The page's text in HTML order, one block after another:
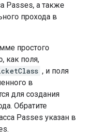
Passes, а также
прохода в
простого
как поля,
, и поля
в
для создания
Обратите
Passes указан в